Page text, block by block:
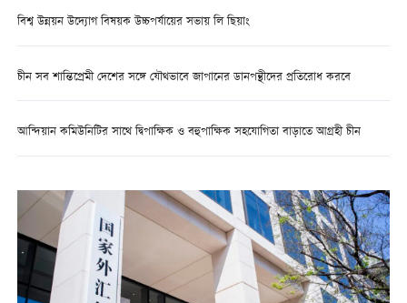
বিশ্ব উন্নয়ন উদ্যোগ বিষয়ক উচ্চপর্যায়ের সভায় লি ছিয়াং
চীন সব শান্তিপ্রেমী দেশের সঙ্গে যৌথভাবে জাপানের ডানপন্থীদের প্রতিরোধ করবে
আন্দিয়ান কমিউনিটির সাথে দ্বিপাক্ষিক ও বহুপাক্ষিক সহযোগিতা বাড়াতে আগ্রহী চীন